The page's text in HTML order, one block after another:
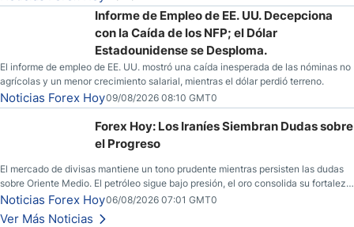
Informe de Empleo de EE. UU. Decepciona
con la Caída de los NFP; el Dólar
Estadounidense se Desploma.
El informe de empleo de EE. UU. mostró una caída inesperada de las nóminas no
agrícolas y un menor crecimiento salarial, mientras el dólar perdió terreno.
Noticias Forex Hoy09/08/2026 08:10 GMT0
Forex Hoy: Los Iraníes Siembran Dudas sobre
el Progreso
El mercado de divisas mantiene un tono prudente mientras persisten las dudas
sobre Oriente Medio. El petróleo sigue bajo presión, el oro consolida su fortaleza
y los operadores esperan nuevas referencias económicas desde Estados
Unidos.
Noticias Forex Hoy06/08/2026 07:01 GMT0
Ver Más Noticias